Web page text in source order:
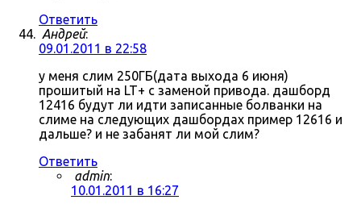
Ответить
Андрей:
09.01.2011 в 22:58
у меня слим 250ГБ(дата выхода 6 июня)
прошитый на LT+ с заменой привода. дашборд
12416 будут ли идти записанные болванки на
слиме на следующих дашбордах пример 12616 и
дальше? и не забанят ли мой слим?
Ответить
admin:
10.01.2011 в 16:27